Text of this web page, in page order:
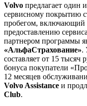
Volvo предлагает один
сервисному покрытию
пробегом, включающий
предоставлению
партнером программы
«АльфаСтрахование».
составляет от 15 тысяч
бонуса покупатели
12 месяцев
Volvo Assistance и
Club.